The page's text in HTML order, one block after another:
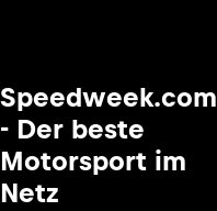
Speedweek.com
- Der beste
Motorsport im
Netz